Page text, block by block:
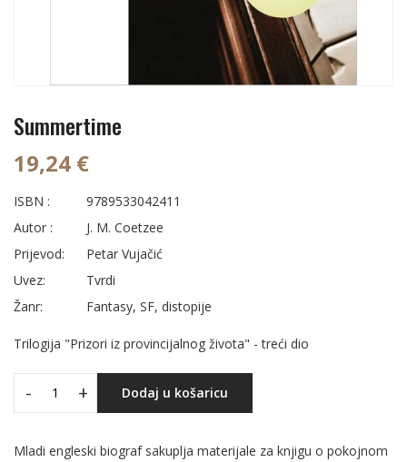
Summertime
19,24 €
ISBN :
9789533042411
Autor :
J. M. Coetzee
Prijevod:
Petar Vujačić
Uvez:
Tvrdi
Žanr:
Fantasy, SF, distopije
Trilogija "Prizori iz provincijalnog života" - treći dio
- + Dodaj u košaricu
Mladi engleski biograf sakuplja materijale za knjigu o pokojnom